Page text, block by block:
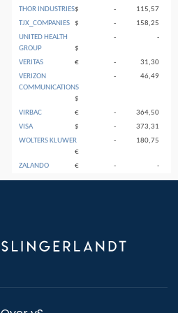
THOR INDUSTRIES$ -
115,57
TJX_COMPANIES
$ -
158,25
UNITED HEALTH
GROUP
$
- -
VERITAS € -
31,30
VERIZON
COMMUNICATIONS
$
- 46,49
VIRBAC € -
364,50
VISA
$ -
373,31
WOLTERS KLUWER
€
- 180,75
ZALANDO € - -